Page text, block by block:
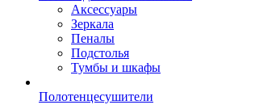
Аксессуары
Зеркала
Пеналы
Подстолья
Тумбы и шкафы
Полотенцесушители